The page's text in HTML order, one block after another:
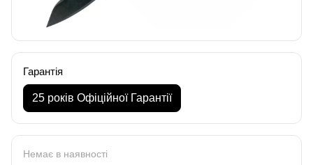
Гарантія
25 років Офіційної Гарантії
Немає в наявності